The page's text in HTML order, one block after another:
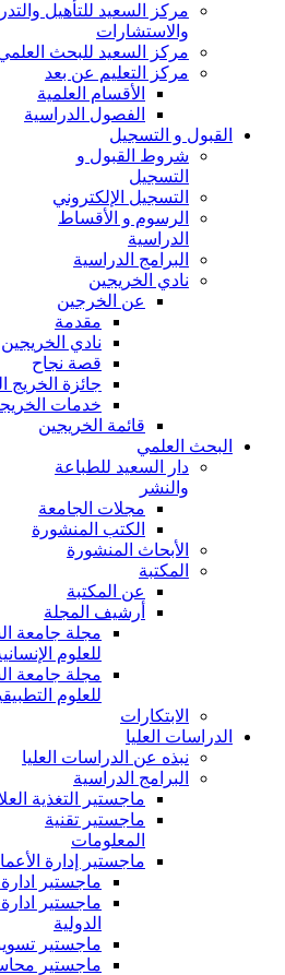
مركز السعيد للتأهيل
والاستشارات
مركز السعيد للبحث
مركز التعليم عن بعد
الأقسام العلمية
الفصول الدراسية
القبول و التسجيل
شروط القبول و
التسجيل
التسجيل الإلكتروني
الرسوم و الأقساط
الدراسية
البرامج الدراسية
نادي الخريجين
عن الخرجين
مقدمة
نادي الخريجين
قصة نجاح
جائزة الخريج
خدمات
قائمة الخريجين
البحث العلمي
دار السعيد للطباعة
والنشر
مجلات الجامعة
الكتب المنشورة
الأبحاث المنشورة
المكتبة
عن المكتبة
أرشيف المجلة
مجلة جامعة
للعلوم
مجلة جامعة
للعلوم
الابتكارات
الدراسات العليا
نبذه عن الدراسات العليا
البرامج الدراسية
ماجستير التغذية
ماجستير تقنية
المعلومات
ماجستير إدارة
ماجستير
ماجستير
الدولية
ماجستير
ماجستير